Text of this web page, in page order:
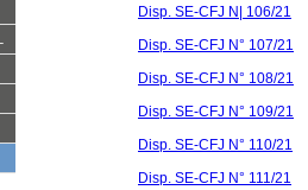
Disp. SE-CFJ N| 106/21
Disp. SE-CFJ N° 107/21
Disp. SE-CFJ N° 108/21
Disp. SE-CFJ N° 109/21
Disp. SE-CFJ N° 110/21
Disp. SE-CFJ N° 111/21